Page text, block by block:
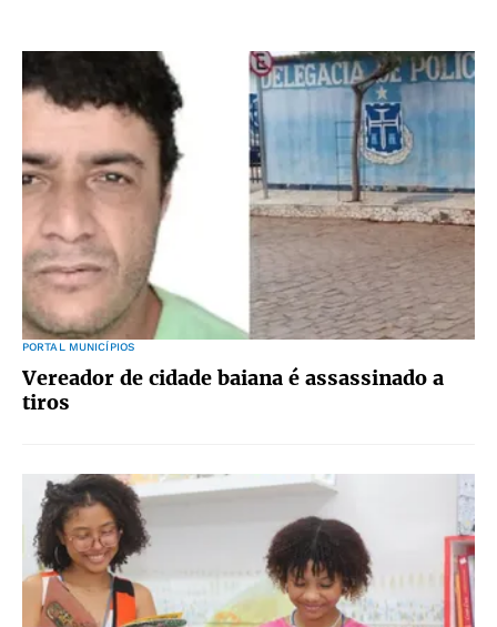
PORTAL MUNICÍPIOS
Vereador de cidade baiana é assassinado a
tiros